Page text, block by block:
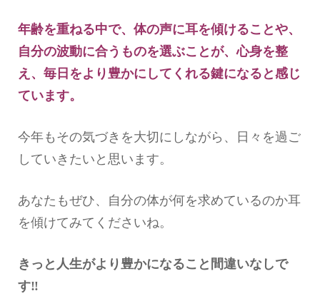
年齢を重ねる中で、体の声に耳を傾けることや、
自分の波動に合うものを選ぶことが、心身を整
え、毎日をより豊かにしてくれる鍵になると感じ
ています。
今年もその気づきを大切にしながら、日々を過ご
していきたいと思います。
あなたもぜひ、自分の体が何を求めているのか耳
を傾けてみてくださいね。
きっと人生がより豊かになること間違いなしで
す‼